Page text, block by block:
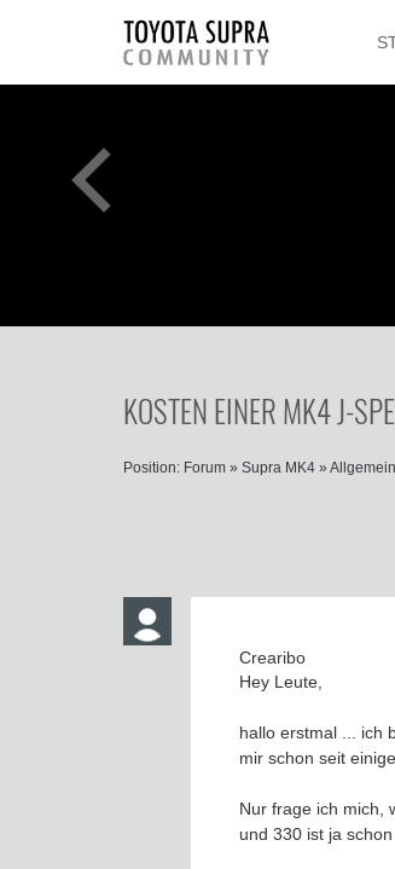
KOSTEN EINER MK4 J-
Position: Forum » Supra MK4 »
Crearibo
Hey Leute,
hallo erstmal ... ich
mir schon seit
Nur frage ich mich,
und 330 ist ja schon